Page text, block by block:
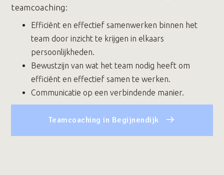
teamcoaching:
Efficiënt en effectief samenwerken binnen het
team door inzicht te krijgen in elkaars
persoonlijkheden.
Bewustzijn van wat het team nodig heeft om
efficiënt en effectief samen te werken.
Communicatie op een verbindende manier.
Teamcoaching in Begijnendijk